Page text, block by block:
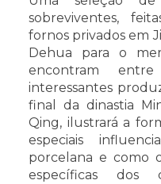
sobreviventes,
fornos privados em
Dehua para o
encontram
interessantes
final da dinastia
Qing, ilustrará a
especiais
porcelana e como
específicas dos